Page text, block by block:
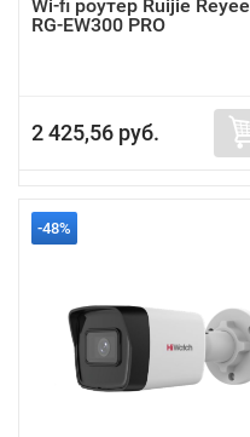
Wi-fi роутер Ruijie Reyee
RG-EW300 PRO
2 425,56 руб.
-48%